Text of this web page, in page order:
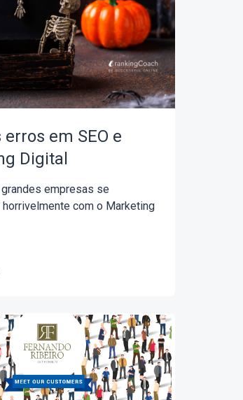
erros em SEO e
Digital
empresas se
horrivelmente com o Marketing